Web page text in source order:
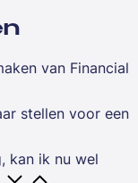
van Financial
stellen voor een
kan ik nu wel